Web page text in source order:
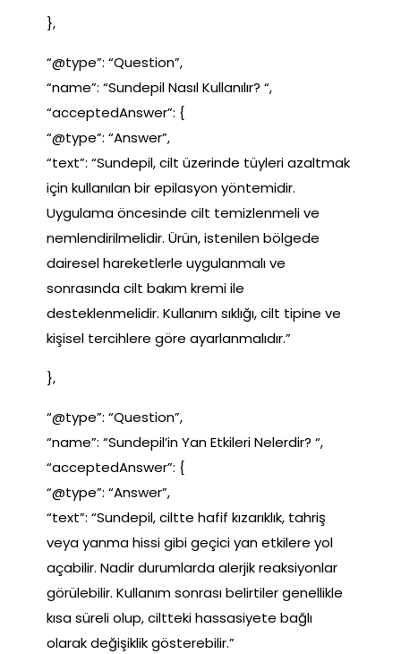
},
“@type”: “Question”,
“name”: “Sundepil Nasıl Kullanılır? “,
“acceptedAnswer”: {
“@type”: “Answer”,
“text”: “Sundepil, cilt üzerinde tüyleri azaltmak
için kullanılan bir epilasyon yöntemidir.
Uygulama öncesinde cilt temizlenmeli ve
nemlendirilmelidir. Ürün, istenilen bölgede
dairesel hareketlerle uygulanmalı ve
sonrasında cilt bakım kremi ile
desteklenmelidir. Kullanım sıklığı, cilt tipine ve
kişisel tercihlere göre ayarlanmalıdır.”
},
“@type”: “Question”,
“name”: “Sundepil’in Yan Etkileri Nelerdir? “,
“acceptedAnswer”: {
“@type”: “Answer”,
“text”: “Sundepil, ciltte hafif kızarıklık, tahriş
veya yanma hissi gibi geçici yan etkilere yol
açabilir. Nadir durumlarda alerjik reaksiyonlar
görülebilir. Kullanım sonrası belirtiler genellikle
kısa süreli olup, ciltteki hassasiyete bağlı
olarak değişiklik gösterebilir.”